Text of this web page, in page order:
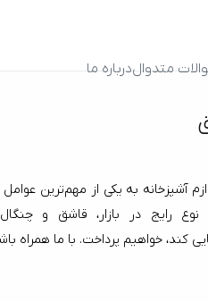
متدوالدرباره ما
خانه تبدیل شده است. یکی از این عناصر مهم،
رایج در بازار، قاشق و چنگال